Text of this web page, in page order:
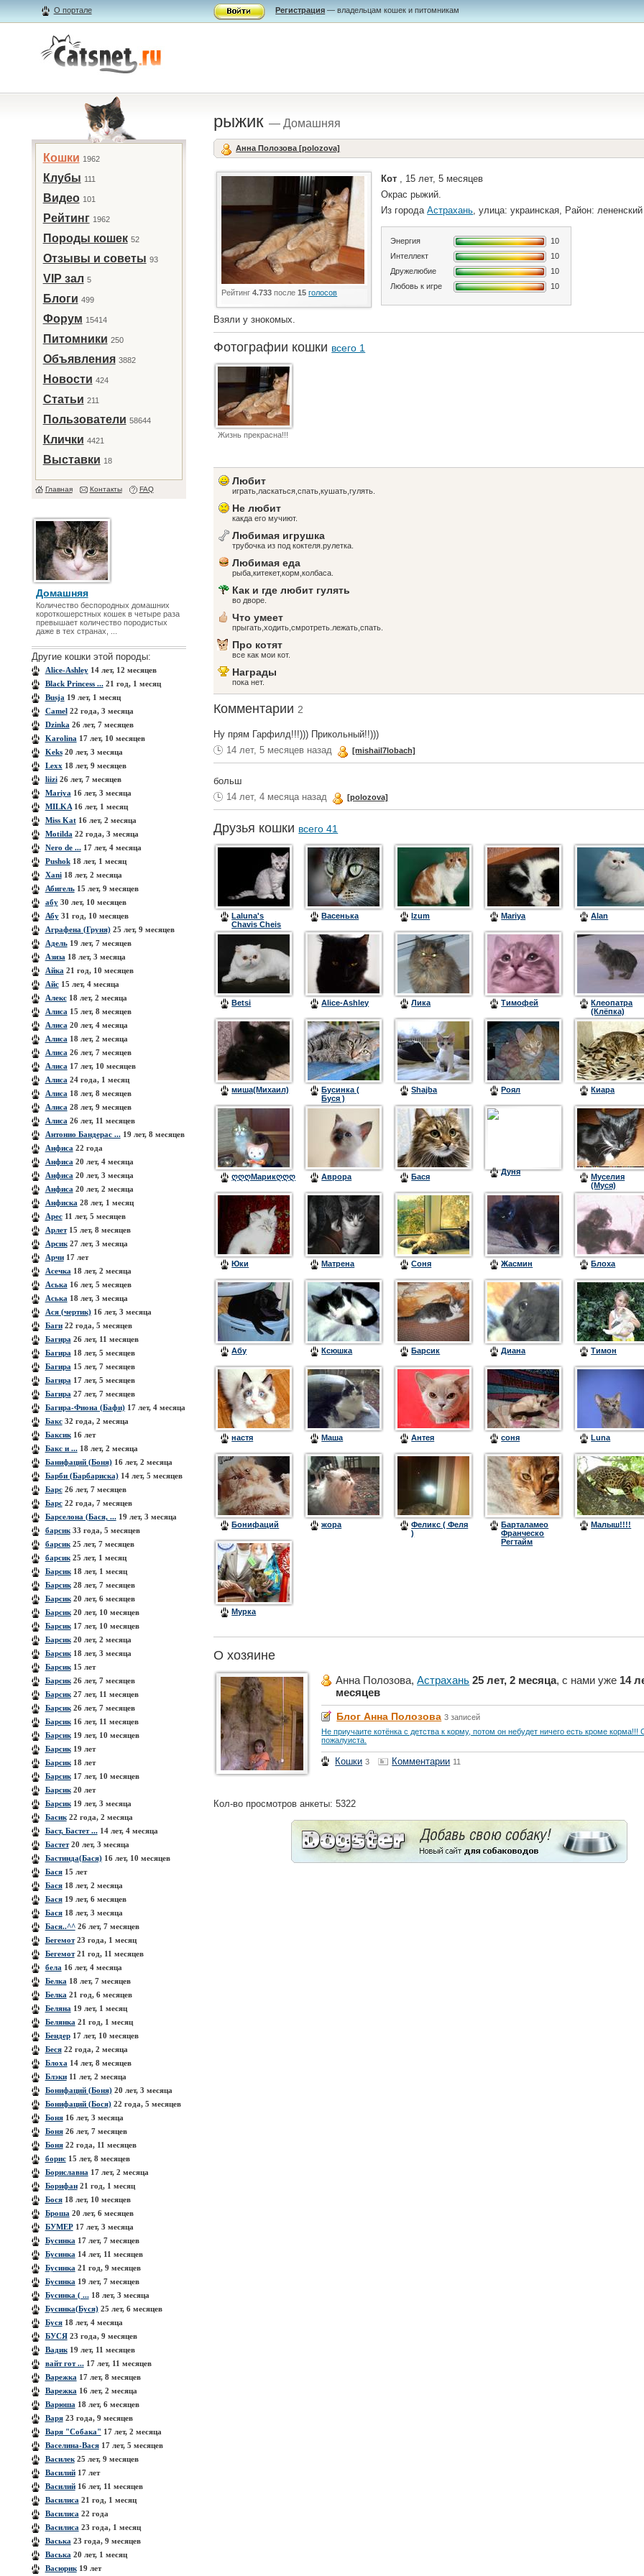
О портале Регистрация — владельцам кошек и питомникам
Кошки 1962
Клубы 111
Видео 101
Рейтинг 1962
Породы кошек 52
Отзывы и советы 93
VIP зал 5
Блоги 499
Форум 15414
Питомники 250
Объявления 3882
Новости 424
Статьи 211
Пользователи 58644
Клички 4421
Выставки 18
Главная Контакты FAQ
Домашняя
Количество беспородных домашних
короткошерстных кошек в четыре раза
превышает количество породистых
даже в тех странах, ...
Другие кошки этой породы:
Alice-Ashley14 лет, 12 месяцев
Black Princess ...21 год, 1 месяц
Busja 19 лет, 1 месяц
Camel22 года, 3 месяца
Dzinka 26 лет, 7 месяцев
Karolina 17 лет, 10 месяцев
Keks20 лет, 3 месяца
Lexx 18 лет, 9 месяцев
liizi26 лет, 7 месяцев
Mariya 16 лет, 3 месяца
MILKA16 лет, 1 месяц
Miss Kat16 лет, 2 месяца
Motilda 22 года, 3 месяца
Nero de ...17 лет, 4 месяца
Pushok18 лет, 1 месяц
Xanі18 лет, 2 месяца
Абигель15 лет, 9 месяцев
абу30 лет, 10 месяцев
Абу31 год, 10 месяцев
Аграфена (Груня)25 лет, 9 месяцев
Адель19 лет, 7 месяцев
Азиза 18 лет, 3 месяца
Айка 21 год, 10 месяцев
Айс15 лет, 4 месяца
Алекс18 лет, 2 месяца
Алиса 15 лет, 8 месяцев
Алиса 20 лет, 4 месяца
Алиса 18 лет, 2 месяца
Алиса 26 лет, 7 месяцев
Алиса 17 лет, 10 месяцев
Алиса 24 года, 1 месяц
Алиса 18 лет, 8 месяцев
Алиса 28 лет, 9 месяцев
Алиса 26 лет, 11 месяцев
Антонио Бандерас ...19 лет, 8 месяцев
Анфиса 22 года
Анфиса 20 лет, 4 месяца
Анфиса 20 лет, 3 месяца
Анфиса 20 лет, 2 месяца
Анфиска 28 лет, 1 месяц
Арес11 лет, 5 месяцев
Арлет15 лет, 8 месяцев
Арсик27 лет, 3 месяца
Арчи17 лет
Асечка 18 лет, 2 месяца
Аська 16 лет, 5 месяцев
Аська 18 лет, 3 месяца
Ася (чертик)16 лет, 3 месяца
Баги22 года, 5 месяцев
Багира 26 лет, 11 месяцев
Багира 18 лет, 5 месяцев
Багира 15 лет, 7 месяцев
Багира 17 лет, 5 месяцев
Багира 27 лет, 7 месяцев
Багира-Фиона (Бафи)17 лет, 4 месяца
Бакс32 года, 2 месяца
Баксик16 лет
Бакс и ...18 лет, 2 месяца
Банифаций (Боня)16 лет, 2 месяца
Барби (Барбариска)14 лет, 5 месяцев
Барс26 лет, 7 месяцев
Барс22 года, 7 месяцев
Барселона (Бася, ...19 лет, 3 месяца
барсик33 года, 5 месяцев
барсик25 лет, 7 месяцев
барсик25 лет, 1 месяц
Барсик18 лет, 1 месяц
Барсик28 лет, 7 месяцев
Барсик20 лет, 6 месяцев
Барсик20 лет, 10 месяцев
Барсик17 лет, 10 месяцев
Барсик20 лет, 2 месяца
Барсик18 лет, 3 месяца
Барсик15 лет
Барсик26 лет, 7 месяцев
Барсик27 лет, 11 месяцев
Барсик26 лет, 7 месяцев
Барсик16 лет, 11 месяцев
Барсик19 лет, 10 месяцев
Барсик19 лет
Барсик18 лет
Барсик17 лет, 10 месяцев
Барсик20 лет
Барсик19 лет, 3 месяца
Басик22 года, 2 месяца
Баст, Бастет ...14 лет, 4 месяца
Бастет20 лет, 3 месяца
Бастинда(Бася)16 лет, 10 месяцев
Бася15 лет
Бася18 лет, 2 месяца
Бася19 лет, 6 месяцев
Бася18 лет, 3 месяца
Бася..^^26 лет, 7 месяцев
Бегемот23 года, 1 месяц
Бегемот21 год, 11 месяцев
бела 16 лет, 4 месяца
Белка 18 лет, 7 месяцев
Белка 21 год, 6 месяцев
Беляна 19 лет, 1 месяц
Белянка 21 год, 1 месяц
Бендер17 лет, 10 месяцев
Беся22 года, 2 месяца
Блоха 14 лет, 8 месяцев
Блэки11 лет, 2 месяца
Бонифаций (Боня)20 лет, 3 месяца
Бонифаций (Бося)22 года, 5 месяцев
Боня16 лет, 3 месяца
Боня26 лет, 7 месяцев
Боня22 года, 11 месяцев
борис15 лет, 8 месяцев
Бориславна 17 лет, 2 месяца
Борифан21 год, 1 месяц
Бося18 лет, 10 месяцев
Броша 20 лет, 6 месяцев
БУМЕР17 лет, 3 месяца
Бусинка 17 лет, 7 месяцев
Бусинка 14 лет, 11 месяцев
Бусинка 21 год, 9 месяцев
Бусинка 19 лет, 7 месяцев
Бусинка ( ...18 лет, 3 месяца
Бусинка(Буся)25 лет, 6 месяцев
Буся18 лет, 4 месяца
БУСЯ23 года, 9 месяцев
Вадик19 лет, 11 месяцев
вайт гот ...17 лет, 11 месяцев
Варежка 17 лет, 8 месяцев
Варежка 16 лет, 2 месяца
Варюша 18 лет, 6 месяцев
Варя23 года, 9 месяцев
Варя "Собака" 17 лет, 2 месяца
Васелина-Вася17 лет, 5 месяцев
Василек25 лет, 9 месяцев
Василий17 лет
Василий16 лет, 11 месяцев
Василиса 21 год, 1 месяц
Василиса 22 года
Василиса 23 года, 1 месяц
Васька 23 года, 9 месяцев
Васька 20 лет, 1 месяц
Васюрик19 лет
рыжик— Домашняя
Анна Полозова [polozova]
Рейтинг4.733 после15 голосов
Кот , 15 лет, 5 месяцев
Окрас рыжий.
Из городаАстрахань, улица: украинская, Район: лененский
Энергия
10
Интеллект
10
Дружелюбие
10
Любовь к игре
10
Взяли у знокомых.
Фотографии кошки всего 1
Жизнь прекрасна!!!
Любит
играть,ласкаться,спать,кушать,гулять.
Не любит
какда его мучиют.
Любимая игрушка
трубочка из под коктеля.рулетка.
Любимая еда
рыба,китекет,корм,колбаса.
Как и где любит гулять
во дворе.
Что умеет
прыгать,ходить,смротреть.лежать,спать.
Про котят
все как мои кот.
Награды
пока нет.
Комментарии2
Ну прям Гарфилд!!!))) Прикольный!!)))
14 лет, 5 месяцев назад
[mishail7lobach]
больш
14 лет, 4 месяца назад
[polozova]
Друзья кошки всего 41
Laluna's
Chavis Cheis
Васенька Izum Mariya Alan
Betsi Alice-Ashley Лика Тимофей
Клеопатра
(Клёпка)
миша(Михаил)
Бусинка (
Буся )
Shajba Роял Киара
ღღღМарикღღღ Аврора Бася
Дуня
Муселия
(Муся)
Юки Матрена Соня Жасмин Блоха
Абу Ксюшка Барсик Диана Тимон
настя Маша Антея соня Luna
Бонифаций жора
Феликс ( Феля
)
Барталамео
Франческо
Регтайм
Малыш!!!!
Мурка
О хозяине
Анна Полозова,Астрахань 25 лет, 2 месяца, с нами уже 14
месяцев
Блог Анна Полозова 3 записей
Не приучаите котёнка с детства к корму, потом он небудет ничего есть кроме корма!!!
пожалуиста.
Кошки 3 Комментарии 11
Кол-во просмотров анкеты: 5322